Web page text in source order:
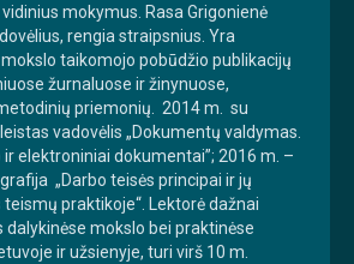
mokymus. Rasa Grigonienė
rengia straipsnius. Yra
taikomojo pobūdžio publikacijų
žurnaluose ir žinynuose,
priemonių. 2014 m. su
vadovėlis „Dokumentų valdymas.
elektroniniai dokumentai”; 2016 m. –
„Darbo teisės principai ir jų
praktikoje“. Lektorė dažnai
mokslo bei praktinėse
ir užsienyje, turi virš 10 m.